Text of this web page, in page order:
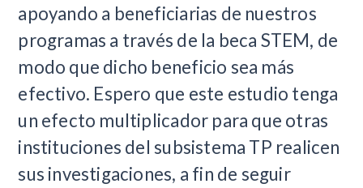
apoyando a beneficiarias de nuestros
programas a través de la beca STEM, de
modo que dicho beneficio sea más
efectivo. Espero que este estudio tenga
un efecto multiplicador para que otras
instituciones del subsistema TP realicen
sus investigaciones, a fin de seguir